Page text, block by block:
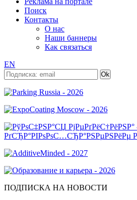
Поиск
Контакты
О нас
Наши баннеры
Как связаться
EN
ПОДПИСКА НА НОВОСТИ